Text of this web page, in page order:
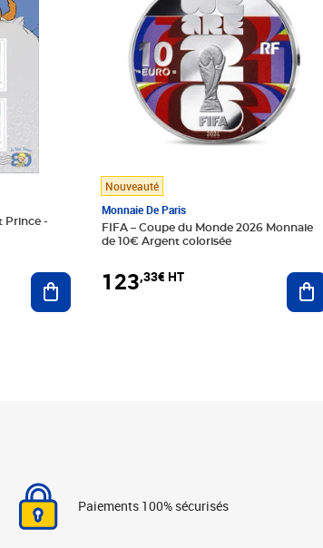
Prince -
Ajouter au panier
Nouveauté
Monnaie De Paris
FIFA – Coupe du Monde 2026 Monnaie
de 10€ Argent colorisée
123,33€ HT
Paiements 100% sécurisés